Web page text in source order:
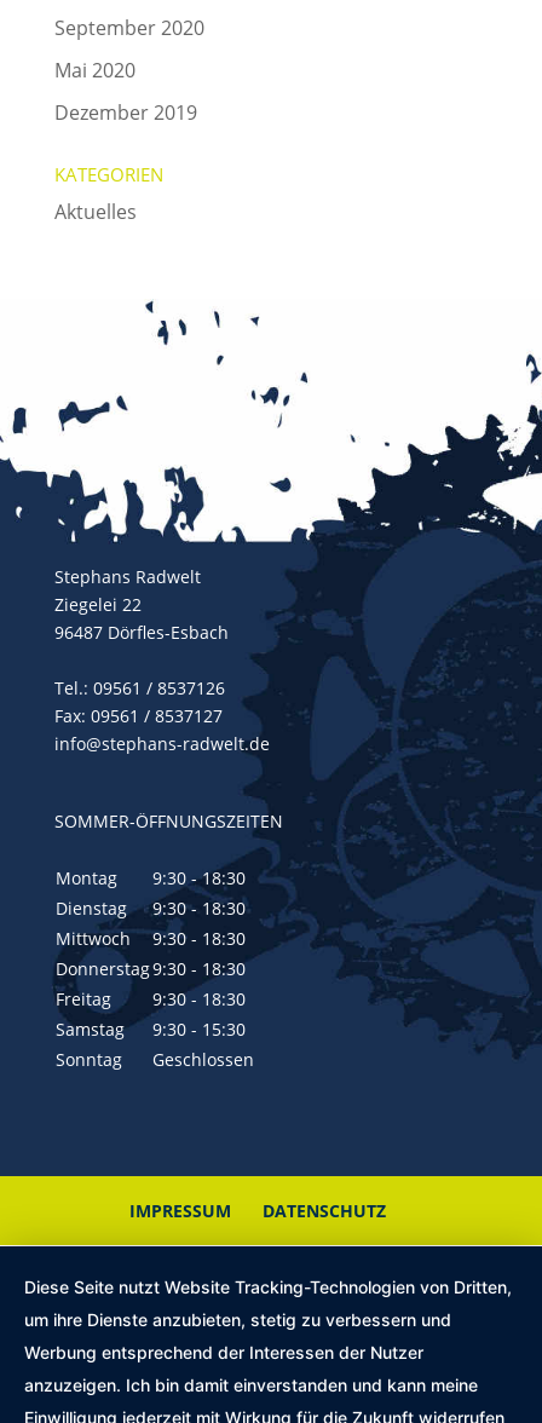
September 2020
Mai 2020
Dezember 2019
KATEGORIEN
Aktuelles
Stephans Radwelt
Ziegelei 22
96487 Dörfles-Esbach
Tel.: 09561 / 8537126
Fax: 09561 / 8537127
info@stephans-radwelt.de
SOMMER-ÖFFNUNGSZEITEN
Montag
9:30 - 18:30
Dienstag
9:30 - 18:30
Mittwoch
9:30 - 18:30
Donnerstag9:30 - 18:30
Freitag
9:30 - 18:30
Samstag
9:30 - 15:30
Sonntag
Geschlossen
IMPRESSUM DATENSCHUTZ
Diese Seite nutzt Website Tracking-Technologien von Dritten,
um ihre Dienste anzubieten, stetig zu verbessern und
Werbung entsprechend der Interessen der Nutzer
anzuzeigen. Ich bin damit einverstanden und kann meine
Einwilligung jederzeit mit Wirkung für die Zukunft widerrufen